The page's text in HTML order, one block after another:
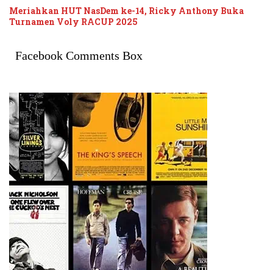
Meriahkan HUT NasDem ke-14, Ricky Anthony Buka
Turnamen Voly RACUP 2025
Facebook Comments Box